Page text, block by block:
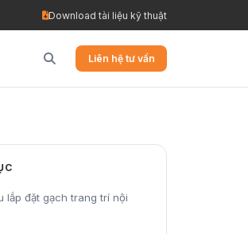
Download tài liệu kỹ thuật
Liên hệ tư vấn
lắp đặt gạch trang trí nội